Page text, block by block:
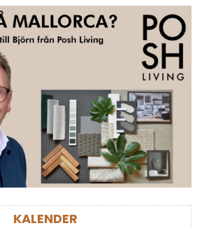
KALENDER